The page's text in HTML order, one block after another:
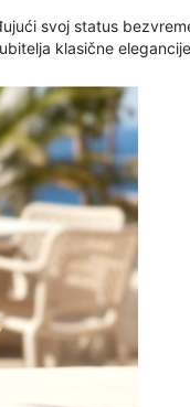
svoj status
klasične